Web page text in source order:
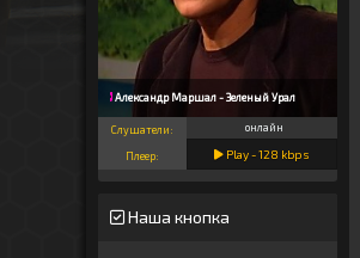
Александр Маршал - Зеленый Урал
Слушатели: онлайн
Плеер: Play -128 kbps
Наша кнопка